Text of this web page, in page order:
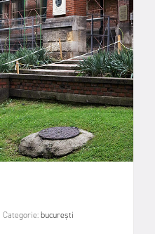
Categorie:bucurești